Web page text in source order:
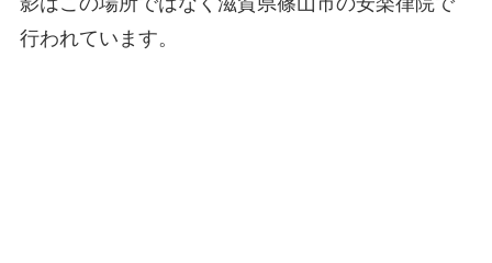
行われています。